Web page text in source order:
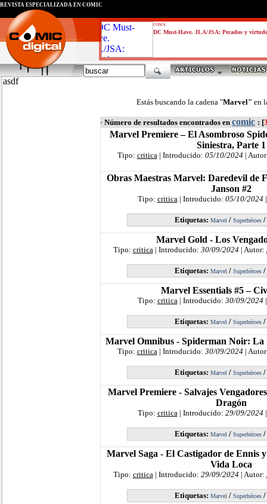
critica
DC Must-Have. JLA/JSA: Pecados y
REVISTA ESPECIALIZADA EN CÓMIC
asdf
Estás buscando la cadena "Marvel" en
· Número de resultados encontrados en comic : [
Marvel Premiere – El Asombroso
Siniestra, Parte 1
Tipo: critica| Introducido: 05/10/2024|
Obras Maestras Marvel: Daredevil de
Janson #2
Tipo: critica| Introducido: 05/10/2024|
Etiquetas: Marvel/ Superhéroes/
Marvel Gold - Los
Tipo: critica| Introducido: 30/09/2024| Autor:
Etiquetas: Marvel/ Superhéroes/
Marvel Essentials #5 –
Tipo: critica| Introducido: 30/09/2024|
Etiquetas: Marvel/ Superhéroes/
Marvel Omnibus - Spiderman Noir: La
Tipo: critica| Introducido: 30/09/2024|
Etiquetas: Marvel/ Superhéroes/
Marvel Premiere - Salvajes
Dragón
Tipo: critica| Introducido: 29/09/2024|
Etiquetas: Marvel/ Superhéroes/
Marvel Saga - El Castigador de Ennis
Vida Loca
Tipo: critica| Introducido: 29/09/2024| Autor:
Etiquetas: Marvel/ Superhéroes/